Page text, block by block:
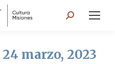
Search:
24 marzo, 2023